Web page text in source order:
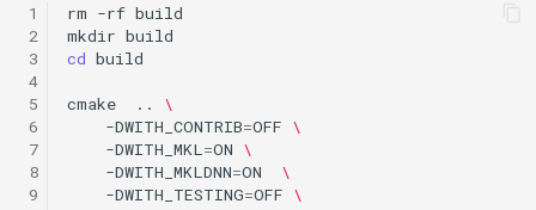
1
2
3
4
5
6
7
8
9
rm -rf
mkdir
cd
cmake ..
\
-DWITH_CONTRIB=OFF \
-DWITH_MKL =ON \
-DWITH_MKLDNN=ON
\
-DWITH_TESTING=OFF \